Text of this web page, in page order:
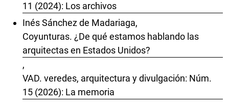
11 (2024): Los archivos
Inés Sánchez de Madariaga,
Coyunturas. ¿De qué estamos hablando las
arquitectas en Estados Unidos?
,
VAD. veredes, arquitectura y divulgación: Núm.
15 (2026): La memoria